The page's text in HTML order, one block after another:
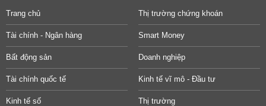
Trang chủ Thị trường chứng khoán
Tài chính - Ngân hàng Smart Money
Bất động sản Doanh nghiệp
Tài chính quốc tế Kinh tế vĩ mô - Đầu tư
Kinh tế số Thị trường